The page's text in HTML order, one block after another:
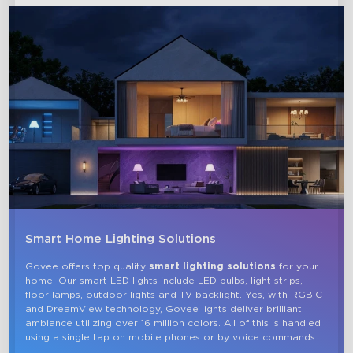
Smart Home Lighting Solutions
Govee offers top quality smart lighting solutions for your
home. Our smart LED lights include LED bulbs, light strips,
floor lamps, outdoor lights and TV backlight. Yes, with RGBIC
and DreamView technology, Govee lights deliver brilliant
ambiance utilizing over 16 million colors. All of this is handled
using a single tap on mobile phones or by voice commands.